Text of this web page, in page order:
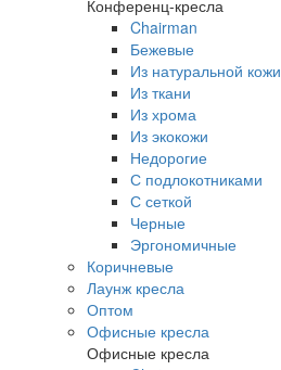
Конференц-кресла
Chairman
Бежевые
Из натуральной кожи
Из ткани
Из хрома
Из экокожи
Недорогие
С подлокотниками
С сеткой
Черные
Эргономичные
Коричневые
Лаунж кресла
Оптом
Офисные кресла
Офисные кресла